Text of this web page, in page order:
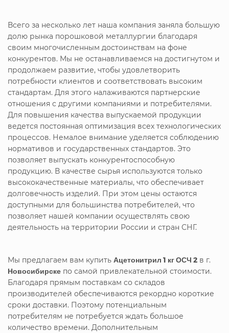
Всего за несколько лет наша компания заняла большую
долю рынка порошковой металлургии благодаря
своим многочисленным достоинствам на фоне
конкурентов. Мы не останавливаемся на достигнутом и
продолжаем развитие, чтобы удовлетворить
потребности клиентов и соответствовать высоким
стандартам. Для этого налаживаются партнерские
отношения с другими компаниями и потребителями.
Для повышения качества выпускаемой продукции
ведется постоянная оптимизация всех технологических
процессов. Немалое внимание уделяется соблюдению
нормативов и государственных стандартов. Это
позволяет выпускать конкурентоспособную
продукцию. В качестве сырья используются только
высококачественные материалы, что обеспечивает
долговечность изделий. При этом цены остаются
доступными для большинства потребителей, что
позволяет нашей компании осуществлять свою
деятельность на территории России и стран СНГ.
Мы предлагаем вам купить Ацетонитрил 1 кг ОСЧ 2 в г.
Новосибирске по самой привлекательной стоимости.
Благодаря прямым поставкам со складов
производителей обеспечиваются рекордно короткие
сроки доставки. Поэтому потенциальным
потребителям не потребуется ждать большое
количество времени. Дополнительным